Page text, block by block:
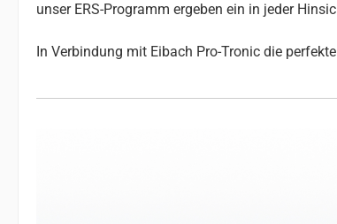
unser ERS-Programm ergeben ein in jeder
In Verbindung mit Eibach Pro-Tronic die